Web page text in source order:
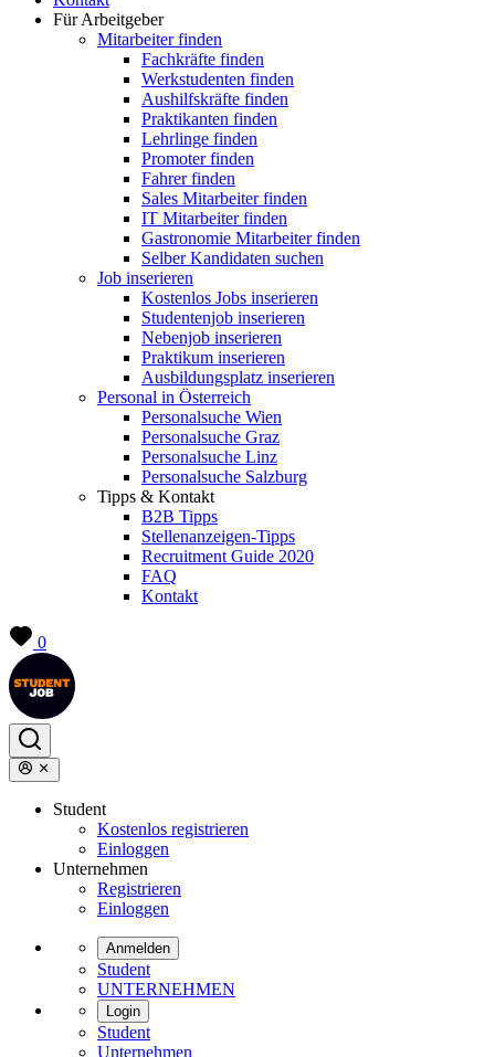
Für Arbeitgeber
Mitarbeiter finden
Fachkräfte finden
Werkstudenten finden
Aushilfskräfte finden
Praktikanten finden
Lehrlinge finden
Promoter finden
Fahrer finden
Sales Mitarbeiter finden
IT Mitarbeiter finden
Gastronomie Mitarbeiter finden
Selber Kandidaten suchen
Job inserieren
Kostenlos Jobs inserieren
Studentenjob inserieren
Nebenjob inserieren
Praktikum inserieren
Ausbildungsplatz inserieren
Personal in Österreich
Personalsuche Wien
Personalsuche Graz
Personalsuche Linz
Personalsuche Salzburg
Tipps & Kontakt
B2B Tipps
Stellenanzeigen-Tipps
Recruitment Guide 2020
FAQ
Kontakt
0
Student
Kostenlos registrieren
Einloggen
Unternehmen
Registrieren
Einloggen
Anmelden
Student
UNTERNEHMEN
Login
Student
Unternehmen